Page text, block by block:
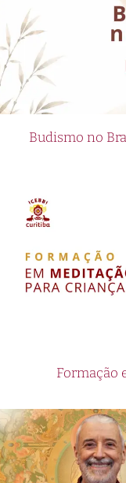
Budismo no
Formação